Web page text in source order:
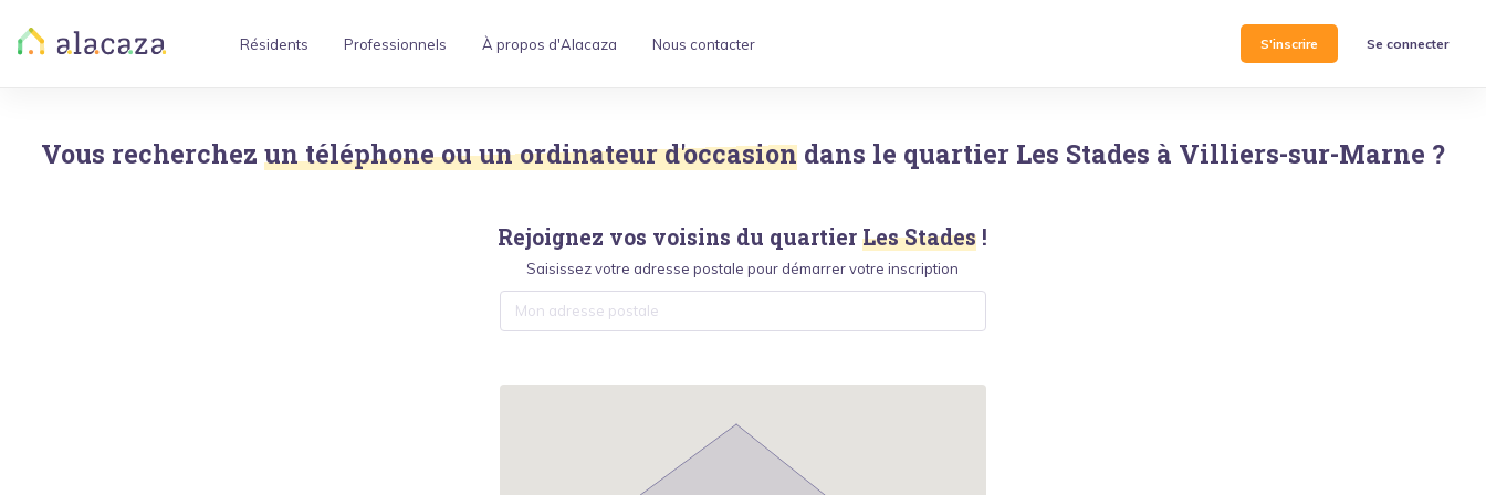
Résidents Professionnels À propos d'Alacaza Nous contacter S'inscrire Se connecter
Vous recherchez un téléphone ou un ordinateur d'occasion dans le quartier Les Stades à Villiers-sur-Marne ?
Rejoignez vos voisins du quartier Les Stades !
Saisissez votre adresse postale pour démarrer votre inscription